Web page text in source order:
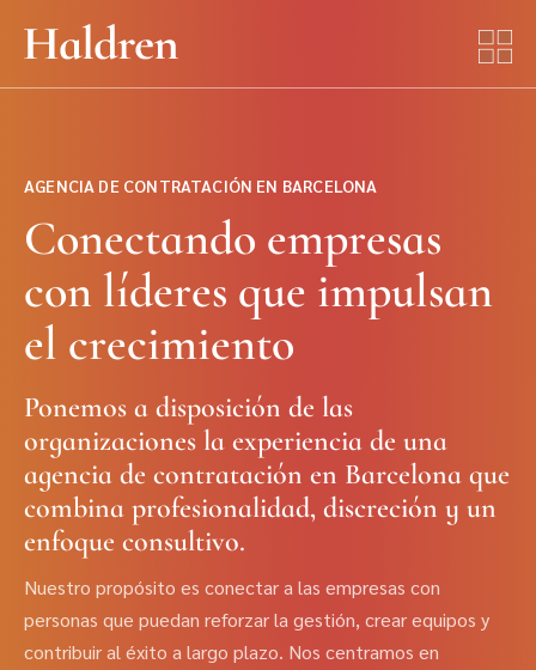
AGENCIA DE CONTRATACIÓN EN BARCELONA
Conectando empresas
con líderes que impulsan
el crecimiento
Ponemos a disposición de las
organizaciones la experiencia de una
agencia de contratación en Barcelona que
combina profesionalidad, discreción y un
enfoque consultivo.
Nuestro propósito es conectar a las empresas con
personas que puedan reforzar la gestión, crear equipos y
contribuir al éxito a largo plazo. Nos centramos en